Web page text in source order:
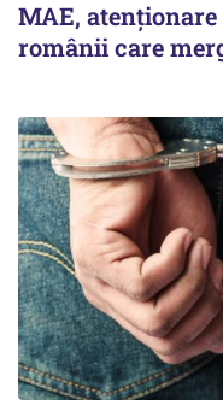
MAE,
românii care